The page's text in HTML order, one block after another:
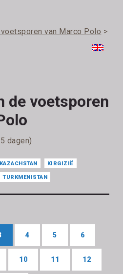
van Marco Polo >
de voetsporen
dagen)
KAZACHSTAN KIRGIZIË
TURKMENISTAN
4 5 6
10 11 12